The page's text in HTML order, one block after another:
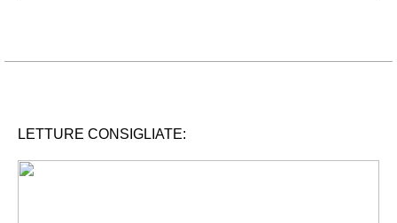
LETTURE CONSIGLIATE: